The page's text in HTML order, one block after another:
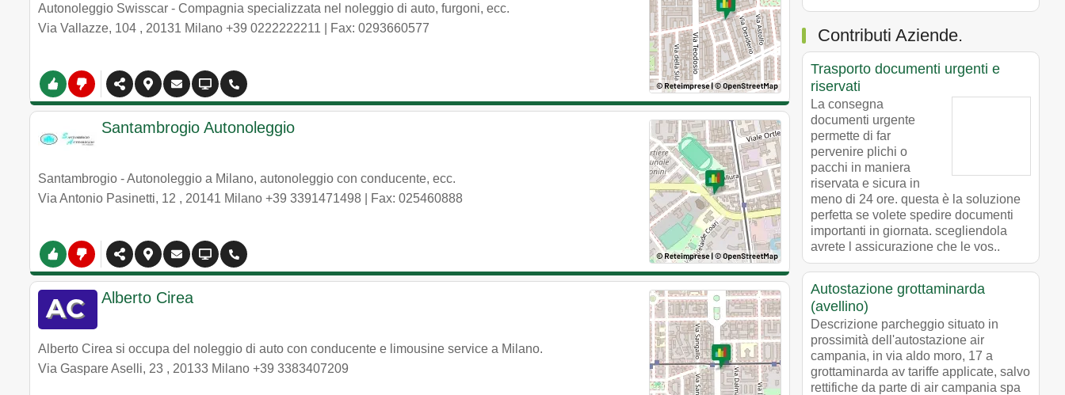
Autonoleggio Swisscar - Compagnia specializzata nel noleggio di auto, furgoni, ecc.
Via Vallazze, 104 , 20131 Milano +39 0222222211 | Fax: 0293660577
Santambrogio Autonoleggio
Santambrogio - Autonoleggio a Milano, autonoleggio con conducente, ecc.
Via Antonio Pasinetti, 12 , 20141 Milano +39 3391471498 | Fax: 025460888
Alberto Cirea
Alberto Cirea si occupa del noleggio di auto con conducente e limousine service a Milano.
Via Gaspare Aselli, 23 , 20133 Milano +39 3383407209
Contributi Aziende.
Trasporto documenti urgenti e
riservati
La consegna
documenti urgente
permette di far
pervenire plichi o
pacchi in maniera
riservata e sicura in
meno di 24 ore. questa è la soluzione
perfetta se volete spedire documenti
importanti in giornata. scegliendola
avrete l assicurazione che le vos..
Autostazione grottaminarda
(avellino)
Descrizione parcheggio situato in
prossimità dell'autostazione air
campania, in via aldo moro, 17 a
grottaminarda av tariffe applicate, salvo
rettifiche da parte di air campania spa